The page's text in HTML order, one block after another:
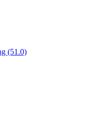
(51.0)